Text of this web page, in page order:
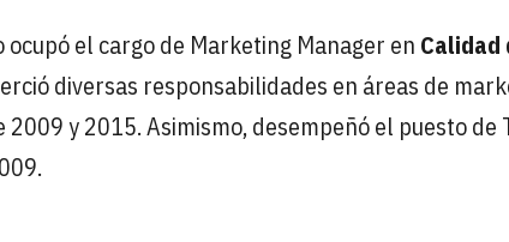
el cargo de Marketing Manager en Calidad
diversas responsabilidades en áreas de
y 2015. Asimismo, desempeñó el puesto de